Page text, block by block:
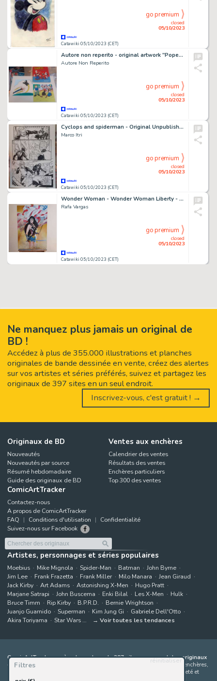
Filtres
réinitialiser
Catawiki 05/10/2023 (CET)
closed
05/10/2023
go premium
Autore non reperito - original artwork "Popeye Funfair Frolics" - (1979)
Autore Non Reperito
Catawiki 05/10/2023 (CET)
closed
05/10/2023
go premium
Cyclops and spiderman - Original Unpublished drawing for Avengers by Marco Itri - Page volante - Exemplaire unique - (2018)
Marco Itri
Catawiki 05/10/2023 (CET)
closed
05/10/2023
go premium
Wonder Woman - Wonder Woman Liberty - (2023)
Rafa Vargas
Catawiki 05/10/2023 (CET)
closed
05/10/2023
go premium
Ne manquez plus jamais un original de
BD !
Accédez à plus de 355.000 illustrations et planches
originales de bande dessinée en vente, créez des alertes
sur vos artistes et séries préférés, suivez et partagez les
originaux de 397 sites en un seul endroit.
Inscrivez-vous, c'est gratuit ! →
Originaux de BD
Nouveautés
Nouveautés par source
Résumé hebdomadaire
Guide des originaux de BD
Ventes aux enchères
Calendrier des ventes
Résultats des ventes
Enchères particuliers
Top 300 des ventes
ComicArtTracker
Contactez-nous
A propos de ComicArtTracker
FAQ
Conditions d'utilisation
Confidentialité
Suivez-nous sur Facebook
Artistes, personnages et séries populaires
Moebius Mike Mignola Spider-Man Batman
John Byrne
Jim Lee
Frank Frazetta Frank Miller Milo Manara
Jean Giraud
Jack Kirby
Art Adams Astonishing X-Men
Hugo Pratt
Marjane Satrapi
John Buscema Enki Bilal Les X-Men
Hulk
Bruce Timm
Rip Kirby B.P.R.D.
Bernie Wrightson
Juanjo Guarnido
Superman Kim Jung Gi
Gabriele Dell'Otto
Akira Toriyama
Star Wars Voir toutes les tendances
ComicArtTracker agrège le contenu de 397 sites proposant des originaux
de bandes dessinées à la vente
(galeries, maisons de ventes aux enchères,
places de marché et sites d'artistes). Aucun produit ne peut être acheté et
aucune enchère ne peut être effectuée directement sur le site de